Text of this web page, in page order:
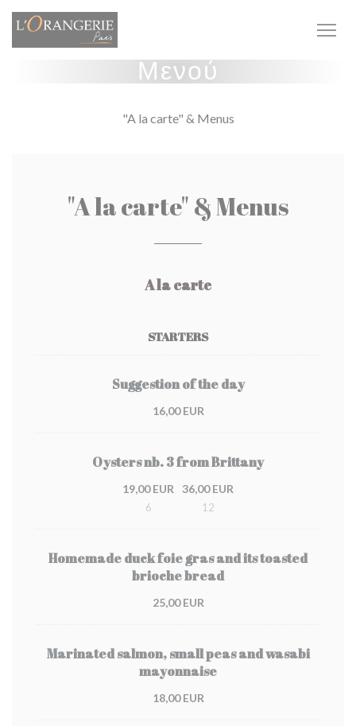
Πίνακας διαχείρισης "Μπισκότων" (Cookies)
Μενού
"A la carte" & Menus
"A la carte" & Menus
A la carte
STARTERS
Suggestion of the day
16,00 EUR
Oysters nb. 3 from Brittany
19,00 EUR
6
36,00 EUR
12
Homemade duck foie gras and its toasted
brioche bread
25,00 EUR
Marinated salmon, small peas and wasabi
mayonnaise
18,00 EUR